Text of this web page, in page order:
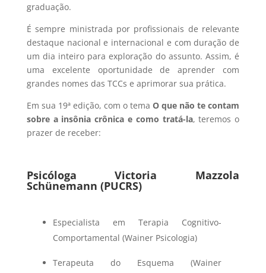
graduação.
É sempre ministrada por profissionais de relevante
destaque nacional e internacional e com duração de
um dia inteiro para exploração do assunto. Assim, é
uma excelente oportunidade de aprender com
grandes nomes das TCCs e aprimorar sua prática.
Em sua 19ª edição, com o temaO que não te contam
sobre a insônia crônica e como tratá-la, teremos o
prazer de receber:
Psicóloga Victoria Mazzola
Schünemann (PUCRS)
Especialista em Terapia Cognitivo-
Comportamental (Wainer Psicologia)
Terapeuta do Esquema (Wainer